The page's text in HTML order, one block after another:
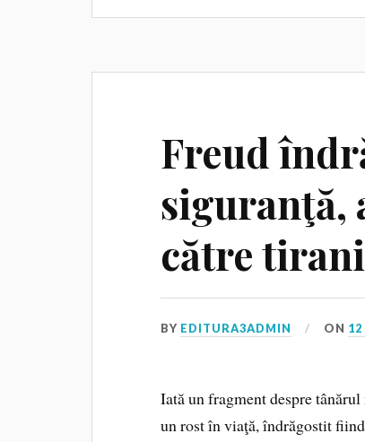
Freud
siguranţă,
către
BY EDITURA3ADMIN ON 12
Iată un fragment despre
un rost în viaţă, îndrăgostit